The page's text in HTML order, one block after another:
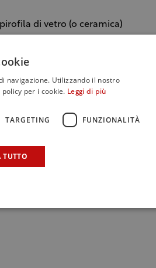
di vetro (o ceramica)
navigazione. Utilizzando il nostro
per i cookie. Leggi di più
TARGETING FUNZIONALITÀ
TUTTO